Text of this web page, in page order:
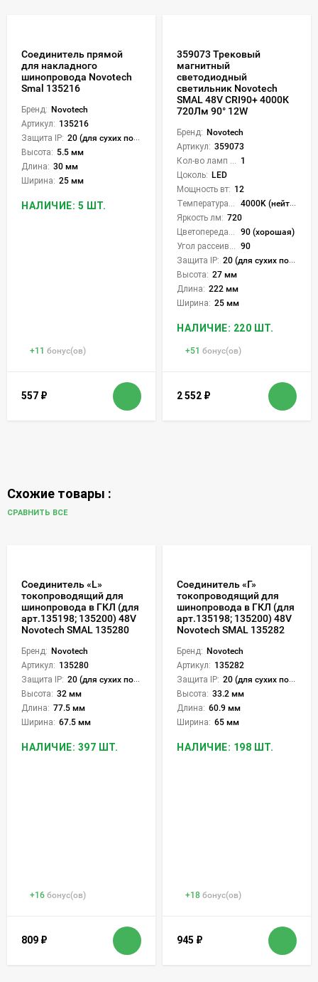
Соединитель прямой
для накладного
шинопровода Novotech
Smal 135216
Бренд: Novotech
Артикул: 135216
Защита IP: 20 (для сухих пом.)
Высота: 5.5 мм
Длина: 30 мм
Ширина: 25 мм
НАЛИЧИЕ: 5 ШТ.
+11 бонус(ов)
557 ₽
359073 Трековый
магнитный
светодиодный
светильник Novotech
SMAL 48V CRI90+ 4000К
720Лм 90° 12W
Бренд: Novotech
Артикул: 359073
1
Цоколь: LED
Мощность вт: 12
4000K (нейтральный)
Яркость лм: 720
90 (хорошая)
90
Защита IP: 20 (для сухих пом.)
Высота: 27 мм
Длина: 222 мм
Ширина: 25 мм
НАЛИЧИЕ: 220 ШТ.
+51 бонус(ов)
2 552 ₽
Схожие товары :
СРАВНИТЬ ВСЕ
Соединитель «L»
токопроводящий для
шинопровода в ГКЛ (для
арт.135198; 135200) 48V
Novotech SMAL 135280
Бренд: Novotech
Артикул: 135280
Защита IP: 20 (для сухих пом.)
Высота: 32 мм
Длина: 77.5 мм
Ширина: 67.5 мм
НАЛИЧИЕ: 397 ШТ.
+16 бонус(ов)
809 ₽
Соединитель «Г»
токопроводящий для
шинопровода в ГКЛ (для
арт.135198; 135200) 48V
Novotech SMAL 135282
Бренд: Novotech
Артикул: 135282
Защита IP: 20 (для сухих пом.)
Высота: 33.2 мм
Длина: 60.9 мм
Ширина: 65 мм
НАЛИЧИЕ: 198 ШТ.
+18 бонус(ов)
945 ₽